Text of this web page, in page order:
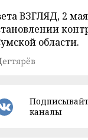
ВЗГЛЯД, 2
области.
каналы